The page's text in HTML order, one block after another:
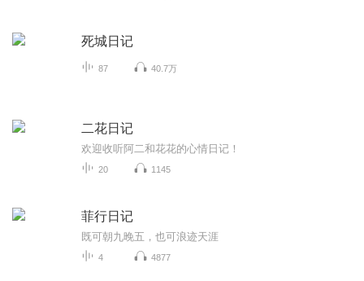
死城日记
87 40.7万
二花日记
欢迎收听阿二和花花的心情日记！
20 1145
菲行日记
既可朝九晚五，也可浪迹天涯
4 4877